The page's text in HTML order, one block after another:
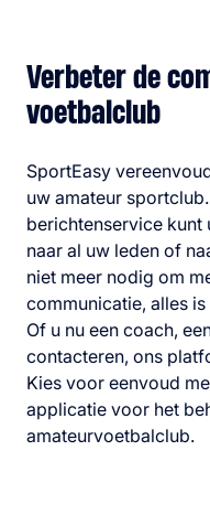
Verbeter de
voetbalclub
SportEasy
uw amateur
berichtenservice kunt
naar al uw leden of
niet meer nodig om
communicatie, alles
Of u nu een coach,
contacteren, ons
Kies voor eenvoud
applicatie voor het
amateurvoetbalclub.